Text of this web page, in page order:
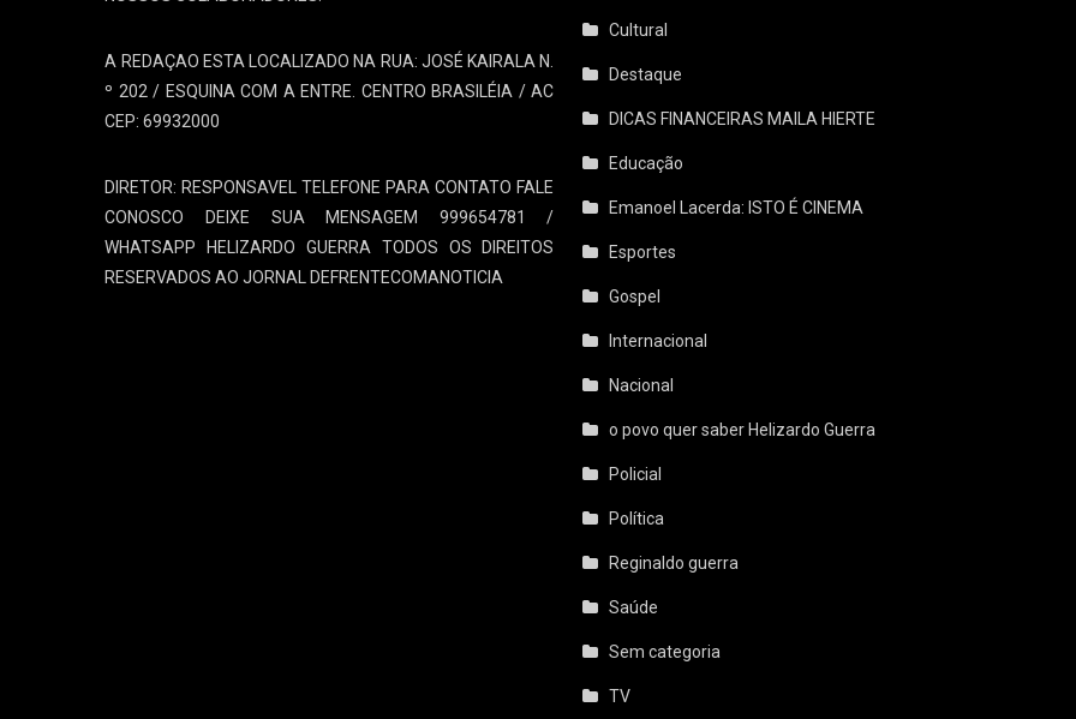
A REDAÇAO ESTA LOCALIZADO NA RUA: JOSÉ KAIRALA N.
º 202 / ESQUINA COM A ENTRE. CENTRO BRASILÉIA / AC
CEP: 69932000
DIRETOR: RESPONSAVEL TELEFONE PARA CONTATO FALE
CONOSCO DEIXE SUA MENSAGEM 999654781 /
WHATSAPP HELIZARDO GUERRA TODOS OS DIREITOS
RESERVADOS AO JORNAL DEFRENTECOMANOTICIA
Cultural
Destaque
DICAS FINANCEIRAS MAILA HIERTE
Educação
Emanoel Lacerda: ISTO É CINEMA
Esportes
Gospel
Internacional
Nacional
o povo quer saber Helizardo Guerra
Policial
Política
Reginaldo guerra
Saúde
Sem categoria
TV